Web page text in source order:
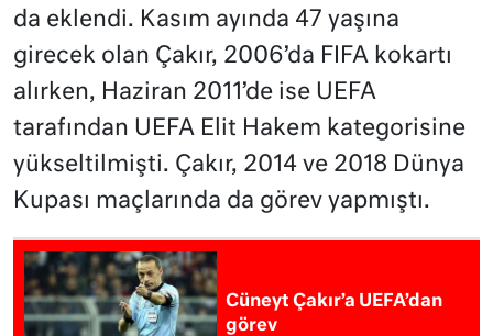
da eklendi. Kasım ayında 47 yaşına
girecek olan Çakır, 2006’da FIFA kokartı
alırken, Haziran 2011’de ise UEFA
tarafından UEFA Elit Hakem kategorisine
yükseltilmişti. Çakır, 2014 ve 2018 Dünya
Kupası maçlarında da görev yapmıştı.
Cüneyt Çakır’a UEFA’dan
görev